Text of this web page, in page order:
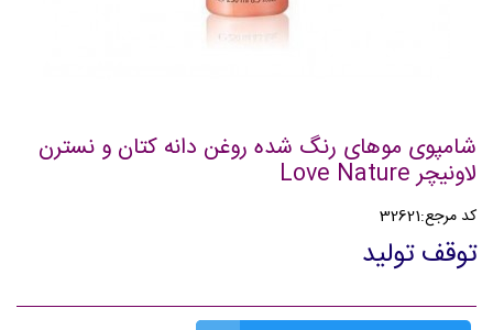
شامپوی موهای رنگ شده روغن دانه کتان و نسترن
لاونیچر Love Nature
کد مرجع:32621
توقف تولید